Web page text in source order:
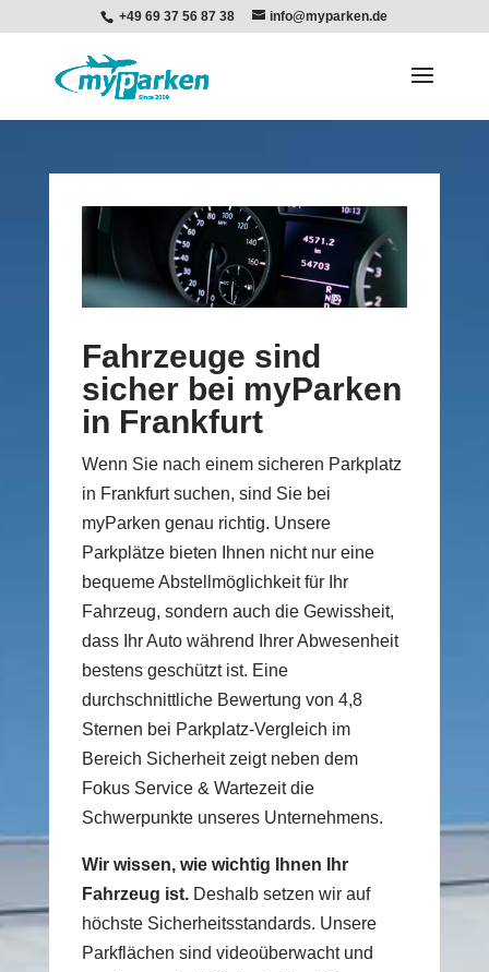
+49 69 37 56 87 38 info@myparken.de
Fahrzeuge sind
sicher bei myParken
in Frankfurt
Wenn Sie nach einem sicheren Parkplatz
in Frankfurt suchen, sind Sie bei
myParken genau richtig. Unsere
Parkplätze bieten Ihnen nicht nur eine
bequeme Abstellmöglichkeit für Ihr
Fahrzeug, sondern auch die Gewissheit,
dass Ihr Auto während Ihrer Abwesenheit
bestens geschützt ist. Eine
durchschnittliche Bewertung von 4,8
Sternen bei Parkplatz-Vergleich im
Bereich Sicherheit zeigt neben dem
Fokus Service & Wartezeit die
Schwerpunkte unseres Unternehmens.
Wir wissen, wie wichtig Ihnen Ihr
Fahrzeug ist.Deshalb setzen wir auf
höchste Sicherheitsstandards. Unsere
Parkflächen sind videoüberwacht und